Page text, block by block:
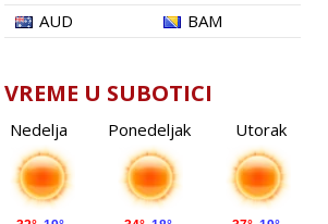
AUD
BAM
VREME U SUBOTICI
Nedelja Ponedeljak Utorak